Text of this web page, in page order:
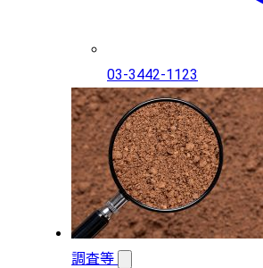
03-3442-1123
調査等